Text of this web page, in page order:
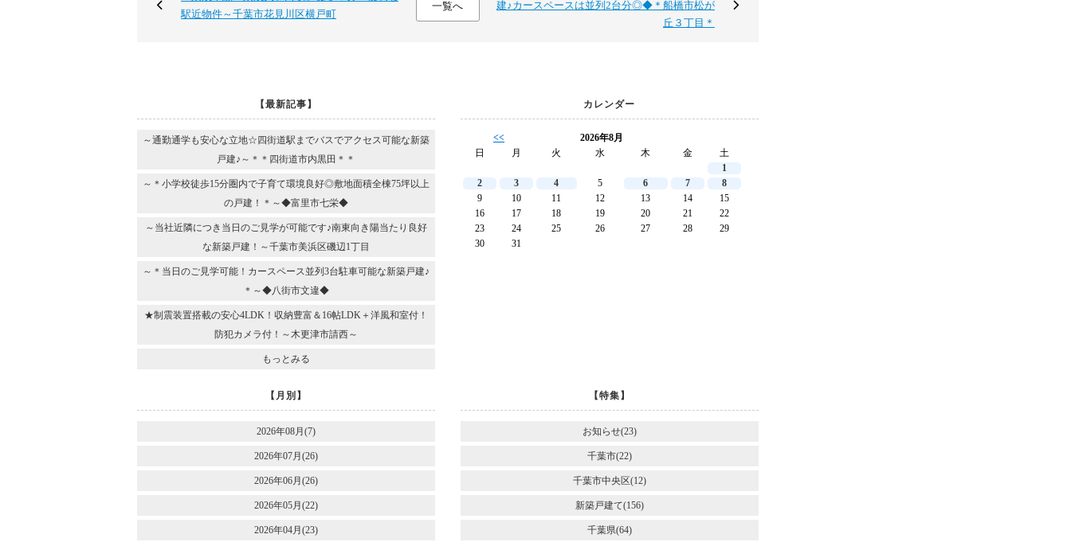
駅近物件～千葉市花見川区横戸町
一覧へ
建♪カースペースは並列2台分◎◆＊船橋市松が
丘３丁目＊
【最新記事】
～通勤通学も安心な立地☆四街道駅までバスでアクセス可能な新築
戸建♪～＊＊四街道市内黒田＊＊
～＊小学校徒歩15分圏内で子育て環境良好◎敷地面積全棟75坪以上
の戸建！＊～◆富里市七栄◆
～当社近隣につき当日のご見学が可能です♪南東向き陽当たり良好
な新築戸建！～千葉市美浜区磯辺1丁目
～＊当日のご見学可能！カースペース並列3台駐車可能な新築戸建♪
＊～◆八街市文違◆
★制震装置搭載の安心4LDK！収納豊富＆16帖LDK＋洋風和室付！
防犯カメラ付！～木更津市請西～
もっとみる
カレンダー
<<
2026年8月
日
月 火 水 木 金
土
1
2
3 4 5 6 7
8
9
10 11 12 13 14
15
16
17 18 19 20 21
22
23
24 25 26 27 28
29
30
31
【月別】
2026年08月(7)
2026年07月(26)
2026年06月(26)
2026年05月(22)
2026年04月(23)
【特集】
お知らせ(23)
千葉市(22)
千葉市中央区(12)
新築戸建て(156)
千葉県(64)